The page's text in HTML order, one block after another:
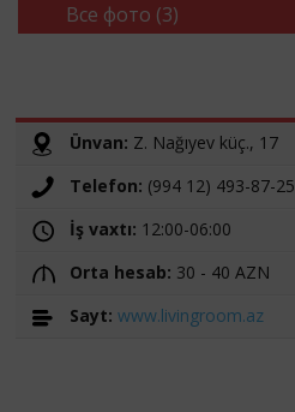
Все фото (3)
Ünvan: Z. Nağıyev küç., 17
Telefon: (994 12) 493-87-25
İş vaxtı: 12:00-06:00
Orta hesab: 30 - 40 AZN
Sayt: www.livingroom.az